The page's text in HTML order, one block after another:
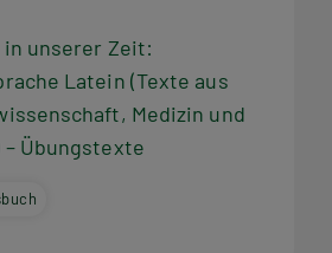
unserer Zeit:
Latein (Texte aus
Medizin und
– Übungstexte